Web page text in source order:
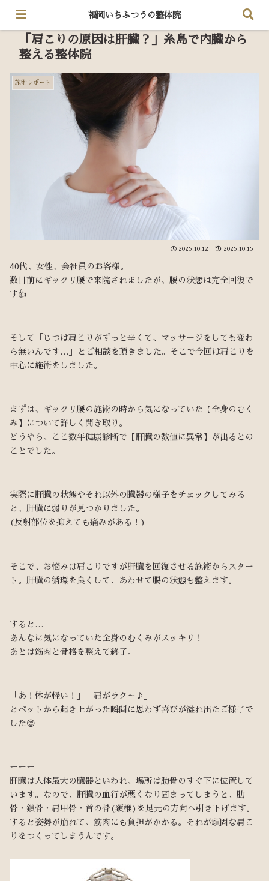
「肩こりの原因は肝臓？」糸島で内臓から
整える整体院
施術レポート
2025.10.12 2025.10.15
40代、女性、会社員のお客様。
数日前にギックリ腰で来院されましたが、腰の状態は完全回復で
す👍
そして「じつは肩こりがずっと辛くて、マッサージをしても変わ
ら無いんです…」とご相談を頂きました。そこで今回は肩こりを
中心に施術をしました。
まずは、ギックリ腰の施術の時から気になっていた【全身のむく
み】について詳しく聞き取り。
どうやら、ここ数年健康診断で【肝臓の数値に異常】が出るとの
ことでした。
実際に肝臓の状態やそれ以外の臓器の様子をチェックしてみる
と、肝臓に弱りが見つかりました。
(反射部位を抑えても痛みがある！)
そこで、お悩みは肩こりですが肝臓を回復させる施術からスター
ト。肝臓の循環を良くして、あわせて腸の状態も整えます。
すると…
あんなに気になっていた全身のむくみがスッキリ！
あとは筋肉と骨格を整えて終了。
「あ！体が軽い！」「肩がラク～♪」
とベットから起き上がった瞬間に思わず喜びが溢れ出たご様子で
した😊
ーーー
肝臓は人体最大の臓器といわれ、場所は肋骨のすぐ下に位置して
います。なので、肝臓の血行が悪くなり固まってしまうと、肋
骨・鎖骨・肩甲骨・首の骨(頚椎)を足元の方向へ引き下げます。
すると姿勢が崩れて、筋肉にも負担がかかる。それが頑固な肩こ
りをつくってしまうんです。
福岡いちふつうの整体院